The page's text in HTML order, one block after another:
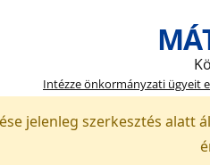
Intézze önkormányzati ügyeit
jelenleg szerkesztés